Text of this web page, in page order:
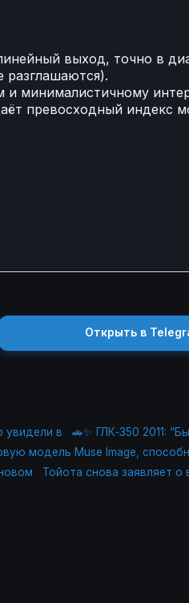
выход, точно в
разглашаются).
и минималистичному
превосходный индекс
Открыть в
увидели в
🚗✨ ГЛК‑350 2011:
модель Muse Image,
Тойота снова заявляет о